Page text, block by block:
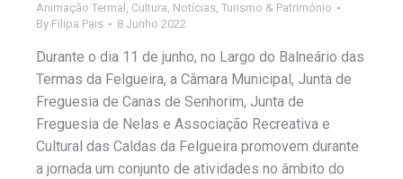
Animação Termal , Cultura, Notícias, Turismo & Património
By Filipa Pais 8 Junho 2022
Durante o dia 11 de junho, no Largo do Balneário das
Termas da Felgueira, a Câmara Municipal, Junta de
Freguesia de Canas de Senhorim, Junta de
Freguesia de Nelas e Associação Recreativa e
Cultural das Caldas da Felgueira promovem durante
a jornada um conjunto de atividades no âmbito do